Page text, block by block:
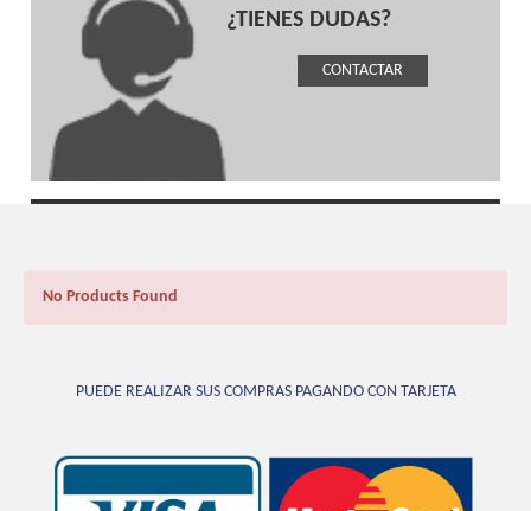
¿TIENES DUDAS?
CONTACTAR
No Products Found
PUEDE REALIZAR SUS COMPRAS PAGANDO CON TARJETA